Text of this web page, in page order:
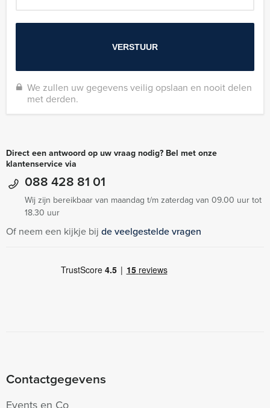
We zullen uw gegevens veilig opslaan en nooit delen
met derden.
Direct een antwoord op uw vraag nodig? Bel met onze
klantenservice via
088 428 81 01
Wij zijn bereikbaar van maandag t/m zaterdag van 09.00 uur tot
18.30 uur
Of neem een kijkje bij de veelgestelde vragen
Contactgegevens
Events en Co